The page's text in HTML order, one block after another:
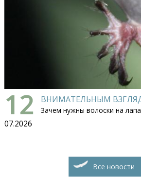
12
07.2026
ВНИМАТЕЛЬНЫМ
Зачем нужны волоски на
Все новости